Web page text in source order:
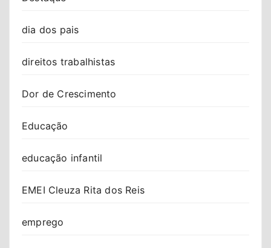
dia dos pais
direitos trabalhistas
Dor de Crescimento
Educação
educação infantil
EMEI Cleuza Rita dos Reis
emprego